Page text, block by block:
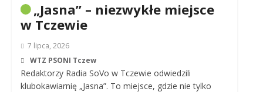
„Jasna” – niezwykłe miejsce
w Tczewie
7 lipca, 2026
WTZ PSONI Tczew
Redaktorzy Radia SoVo w Tczewie odwiedzili
klubokawiarnię „Jasna”. To miejsce, gdzie nie tylko